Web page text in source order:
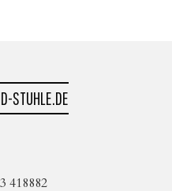
STUHLE.DE
418882